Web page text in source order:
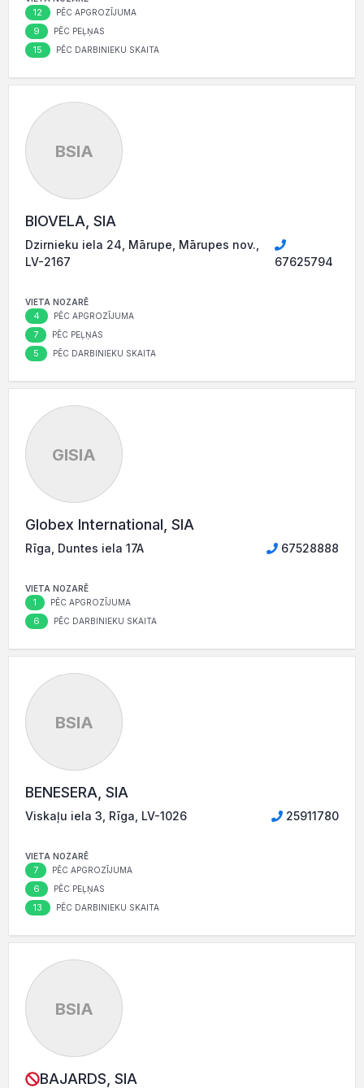
12 PĒC APGROZĪJUMA
9 PĒC PEĻŅAS
15 PĒC DARBINIEKU SKAITA
BSIA
BIOVELA, SIA
Dzirnieku iela 24, Mārupe, Mārupes nov.,
LV-2167
67625794
VIETA NOZARĒ
4 PĒC APGROZĪJUMA
7 PĒC PEĻŅAS
5 PĒC DARBINIEKU SKAITA
GISIA
Globex International, SIA
Rīga, Duntes iela 17A 67528888
VIETA NOZARĒ
1 PĒC APGROZĪJUMA
6 PĒC DARBINIEKU SKAITA
BSIA
BENESERA, SIA
Viskaļu iela 3, Rīga, LV-1026 25911780
VIETA NOZARĒ
7 PĒC APGROZĪJUMA
6 PĒC PEĻŅAS
13 PĒC DARBINIEKU SKAITA
BSIA
BAJARDS, SIA